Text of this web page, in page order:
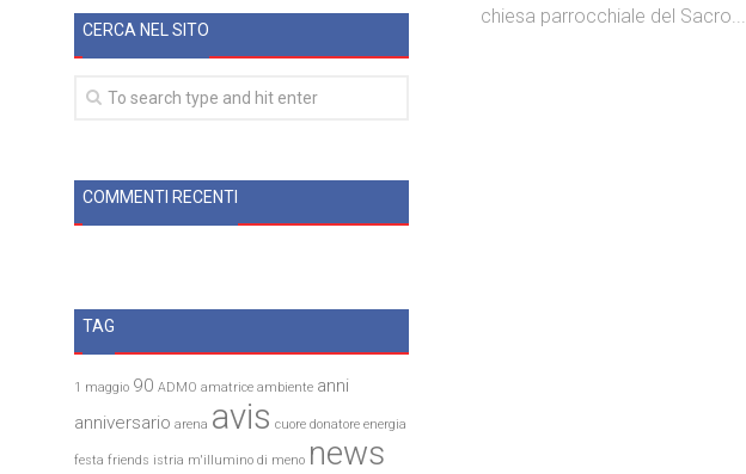
chiesa parrocchiale del Sacro...
CERCA NEL SITO
COMMENTI RECENTI
TAG
1 maggio 90 ADMO amatrice ambiente anni
anniversario arena avis cuore donatore energia
festa friends istria m'illumino di meno news